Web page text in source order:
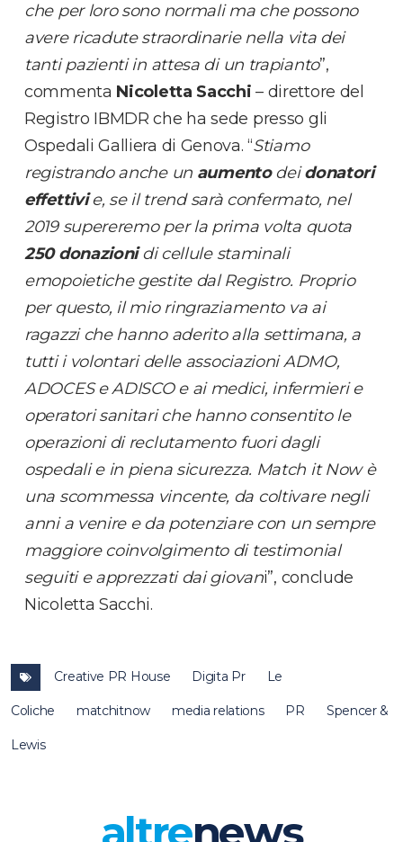
che per loro sono normali ma che possono
avere ricadute straordinarie nella vita dei
tanti pazienti in attesa di un trapianto”,
commenta Nicoletta Sacchi– direttore del
Registro IBMDR che ha sede presso gli
Ospedali Galliera di Genova. “Stiamo
registrando anche un aumentodeidonatori
effettivie, se il trend sarà confermato, nel
2019 supereremo per la prima volta quota
250 donazionidi cellule staminali
emopoietiche gestite dal Registro. Proprio
per questo, il mio ringraziamento va ai
ragazzi che hanno aderito alla settimana, a
tutti i volontari delle associazioni ADMO,
ADOCES e ADISCO e ai medici, infermieri e
operatori sanitari che hanno consentito le
operazioni di reclutamento fuori dagli
ospedali e in piena sicurezza. Match it Now è
una scommessa vincente, da coltivare negli
anni a venire e da potenziare con un sempre
maggiore coinvolgimento di testimonial
seguiti e apprezzati dai giovani”, conclude
Nicoletta Sacchi.
Creative PR House Digita Pr Le
Coliche matchitnow media relations PR Spencer &
Lewis